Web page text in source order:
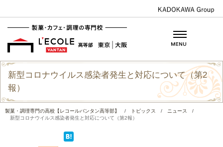
新型コロナウイルス感染者発生と対応について（第2
報）
製菓・調理専門の高校【レコールバンタン高等部】 / トピックス / ニュース
/
新型コロナウイルス感染者発生と対応について（第2報）